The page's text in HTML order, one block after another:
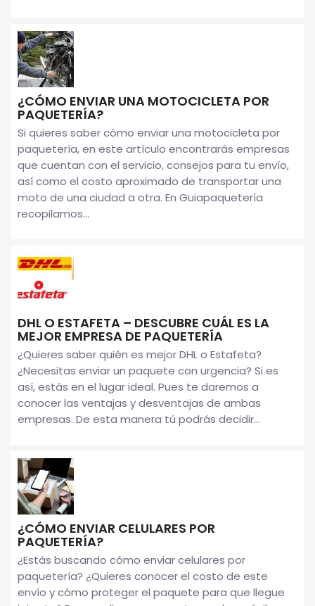
¿CÓMO ENVIAR UNA MOTOCICLETA POR
PAQUETERÍA?
Si quieres saber cómo enviar una motocicleta por
paquetería, en este artículo encontrarás empresas
que cuentan con el servicio, consejos para tu envío,
así como el costo aproximado de transportar una
moto de una ciudad a otra. En Guiapaquetería
recopilamos...
DHL O ESTAFETA – DESCUBRE CUÁL ES LA
MEJOR EMPRESA DE PAQUETERÍA
¿Quieres saber quién es mejor DHL o Estafeta?
¿Necesitas enviar un paquete con urgencia? Si es
así, estás en el lugar ideal. Pues te daremos a
conocer las ventajas y desventajas de ambas
empresas. De esta manera tú podrás decidir...
¿CÓMO ENVIAR CELULARES POR
PAQUETERÍA?
¿Estás buscando cómo enviar celulares por
paquetería? ¿Quieres conocer el costo de este
envío y cómo proteger el paquete para que llegue